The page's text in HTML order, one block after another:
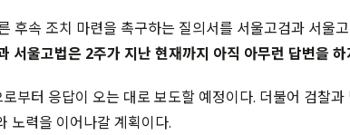
후속 조치 마련을 촉구하는 질의서를 서울고검과 서울
서울고법은 2주가 지난 현재까지 아직 아무런 답변을
부터 응답이 오는 대로 보도할 예정이다. 더불어 검찰과
노력을 이어나갈 계획이다.